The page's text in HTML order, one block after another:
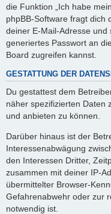
die Funktion „Ich habe
phpBB-Software fragt dich
deiner E-Mail-Adresse
generiertes Passwort an
Board zugreifen kannst.
GESTATTUNG DER
Du gestattest dem
näher spezifizierten Daten
und anbieten zu können.
Darüber hinaus ist der
Interessenabwägung
den Interessen Dritter,
zusammen mit deiner IP-
übermittelter Browser-
Gefahrenabwehr oder zur
notwendig ist.